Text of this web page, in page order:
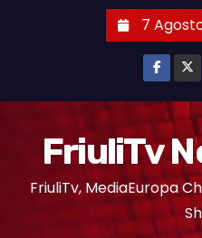
7
FriuliTv
FriuliTv, MediaEuropa